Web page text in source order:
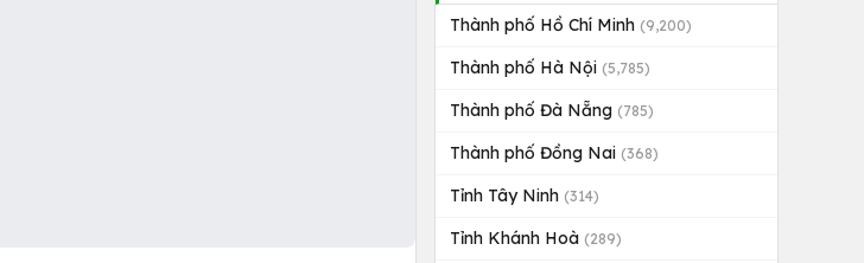
Thành phố Hồ Chí Minh (9,200)
Thành phố Hà Nội (5,785)
Thành phố Đà Nẵng (785)
Thành phố Đồng Nai (368)
Tỉnh Tây Ninh (314)
Tỉnh Khánh Hoà (289)